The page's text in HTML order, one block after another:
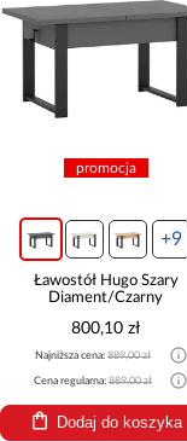
promocja
+9
Ławostół Hugo Szary
Diament/Czarny
800,10 zł
Najniższa cena: 889,00 zł
Cena regularna: 889,00 zł
Dodaj do koszyka